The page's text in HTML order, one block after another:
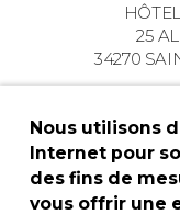
25
34270
Nous utilisons
Internet pour
des fins de
vous offrir une